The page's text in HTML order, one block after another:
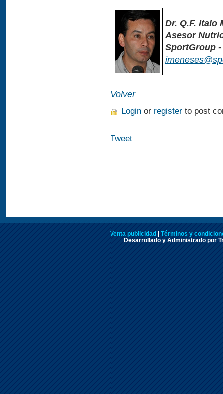
Dr. Q.F. Italo
Asesor
SportGroup
Volver
Login or register to post
Tweet
Venta publicidad | Términos y
Desarrollado y Administrado por